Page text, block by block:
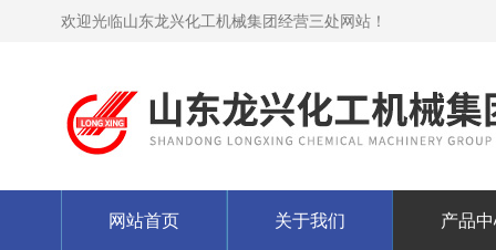
欢迎光临山东龙兴化工机械集团经营三处网站！
网站首页 关于我们 产品